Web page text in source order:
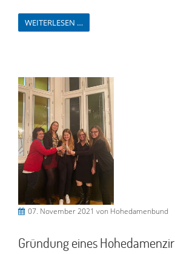
WEITERLESEN …
07. November 2021 von Hohedamenbund
Gründung eines